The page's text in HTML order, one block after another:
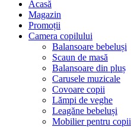
Acasă
Magazin
Promoții
Camera copilului
Balansoare bebeluși
Scaun de masă
Balansoare din pluș
Carusele muzicale
Covoare copii
Lămpi de veghe
Leagăne bebeluși
Mobilier pentru copii